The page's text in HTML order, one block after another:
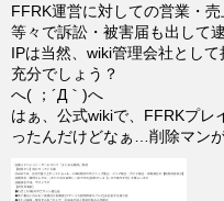
FFRK運営に対しての営業・
等々で訴訟・被害届も出して
IPは当然、wiki管理会社とし
充分でしょう？
へ( ；´Д｀)へ
はぁ、公式wikiで、FFRKプ
ったんだけどなぁ…削除マン